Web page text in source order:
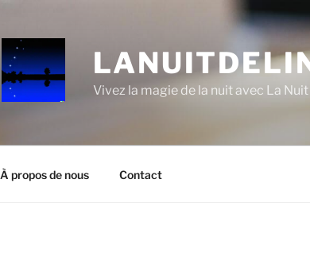
Vivez la magie de la nuit avec La
À propos de nous Contact